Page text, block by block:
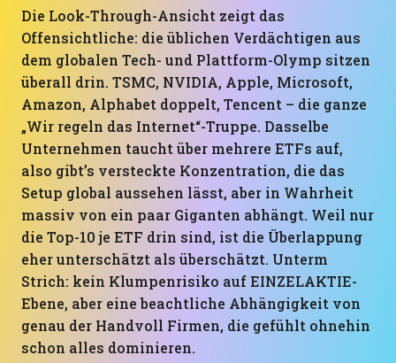
Die Look-Through-Ansicht zeigt das
Offensichtliche: die üblichen Verdächtigen aus
dem globalen Tech- und Plattform-Olymp sitzen
überall drin. TSMC, NVIDIA, Apple, Microsoft,
Amazon, Alphabet doppelt, Tencent – die ganze
„Wir regeln das Internet“-Truppe. Dasselbe
Unternehmen taucht über mehrere ETFs auf,
also gibt’s versteckte Konzentration, die das
Setup global aussehen lässt, aber in Wahrheit
massiv von ein paar Giganten abhängt. Weil nur
die Top-10 je ETF drin sind, ist die Überlappung
eher unterschätzt als überschätzt. Unterm
Strich: kein Klumpenrisiko auf EINZELAKTIE-
Ebene, aber eine beachtliche Abhängigkeit von
genau der Handvoll Firmen, die gefühlt ohnehin
schon alles dominieren.